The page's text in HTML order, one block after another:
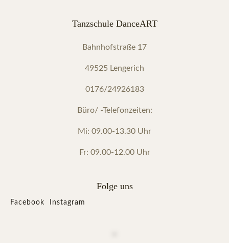
Tanzschule DanceART
Bahnhofstraße 17
49525 Lengerich
0176/24926183
Büro/ -Telefonzeiten:
Mi: 09.00-13.30 Uhr
Fr: 09.00-12.00 Uhr
Folge uns
Facebook Instagram